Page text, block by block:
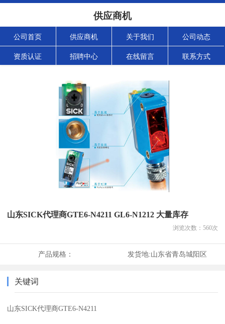
供应商机
公司首页 供应商机 关于我们 公司动态
资质认证 招聘中心 在线留言 联系方式
山东SICK代理商GTE6-N4211 GL6-N1212 大量库存
浏览次数： 560次
产品规格： 发货地:山东省青岛城阳区
关键词
山东SICK代理商GTE6-N4211